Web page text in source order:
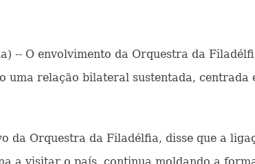
-- O envolvimento da Orquestra da
uma relação bilateral sustentada,
da Orquestra da Filadélfia, disse que a